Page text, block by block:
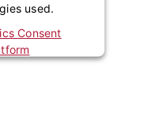
used.
Consent